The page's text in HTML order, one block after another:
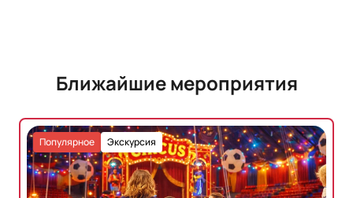
Ближайшие мероприятия
Экскурсия
Популярное